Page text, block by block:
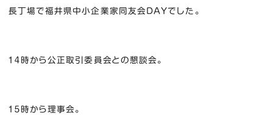
長丁場で福井県中小企業家同友会DAYでした。
１４時から公正取引委員会との懇談会。
１５時から理事会。